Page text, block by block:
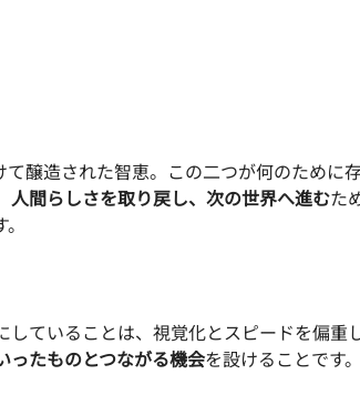
醸造された智恵。この二つが何のために
人間らしさを取り戻し、次の世界へ進むた
ていることは、視覚化とスピードを偏重
ったものとつながる機会を設けることです